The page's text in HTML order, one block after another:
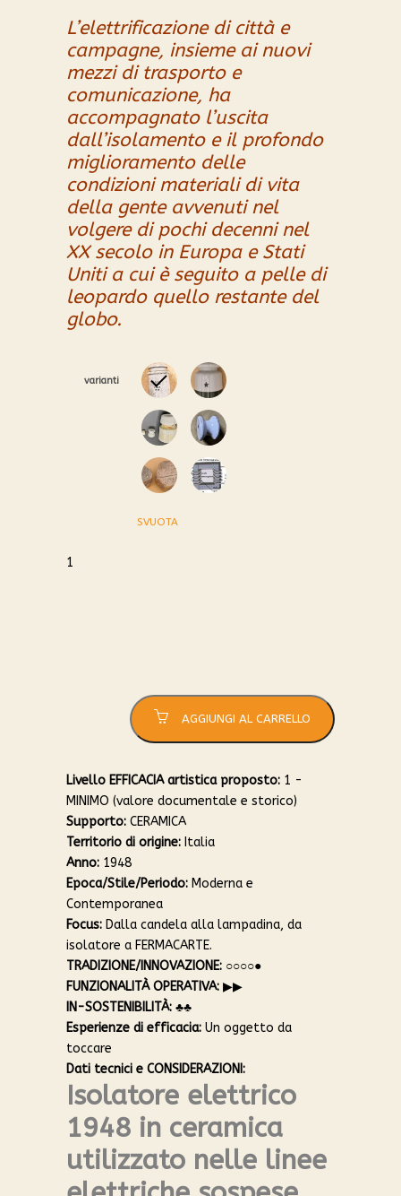
L’elettrificazione di città e
campagne, insieme ai nuovi
mezzi di trasporto e
comunicazione, ha
accompagnato l’uscita
dall’isolamento e il profondo
miglioramento delle
condizioni materiali di vita
della gente avvenutinel
volgere di pochi decenni nel
XX secolo in Europa e Stati
Uniti a cui è seguito a pelle di
leopardo quello restante del
globo.
varianti
0 1
2 3
4
SVUOTA
1
AGGIUNGI AL CARRELLO
Livello EFFICACIA artistica proposto: 1 -
MINIMO (valore documentale e storico)
Supporto: CERAMICA
Territorio di origine: Italia
Anno: 1948
Epoca/Stile/Periodo: Moderna e
Contemporanea
Focus: Dalla candela alla lampadina, da
isolatore a FERMACARTE.
TRADIZIONE/INNOVAZIONE: ○○○○●
FUNZIONALITÀ OPERATIVA: ▶︎▶︎
IN-SOSTENIBILITÀ: ♣︎♣︎
Esperienze di efficacia: Un oggetto da
toccare
Dati tecnici e CONSIDERAZIONI:
Isolatore elettrico
1948 in ceramica
utilizzato nelle linee